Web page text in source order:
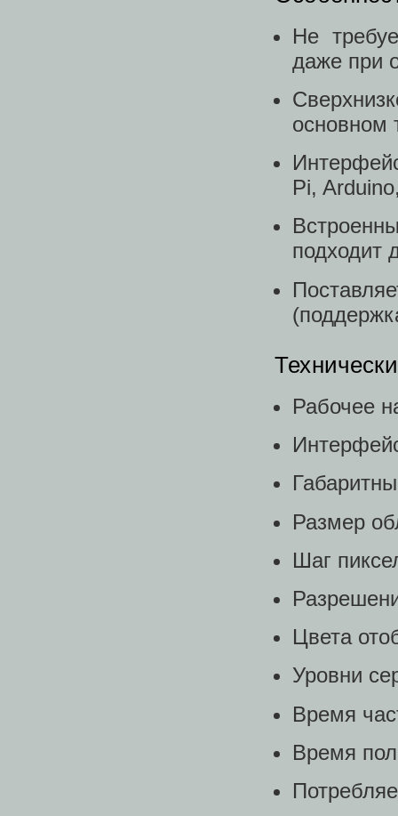
Не
даже при
основном
Pi,
подходит
Рабочее
Размер
Шаг
Цвета
Уровни
Время
Время